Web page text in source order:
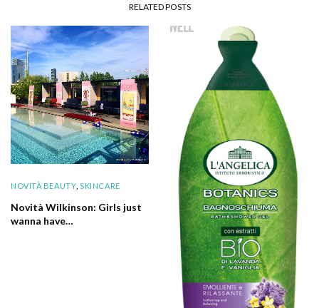
RELATED POSTS
NOVITÀ BEAUTY SKINCARE
Novità Wilkinson: Girls just
wanna have…